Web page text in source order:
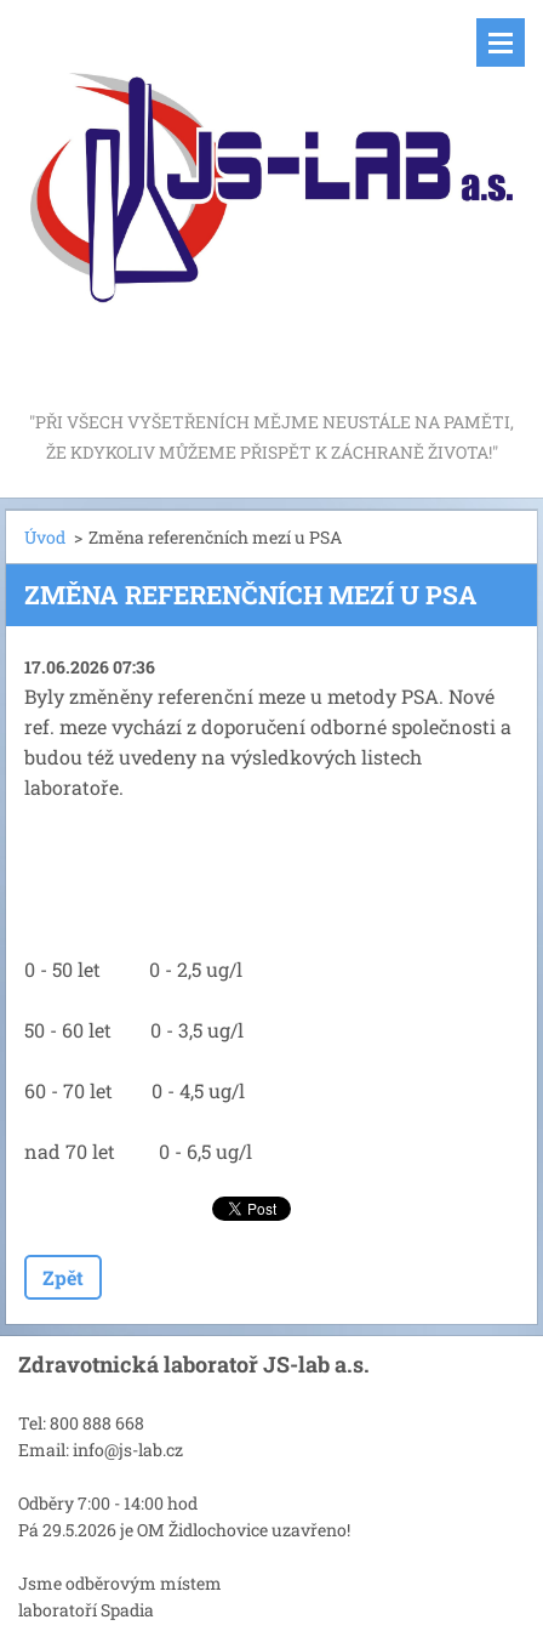
"PŘI VŠECH VYŠETŘENÍCH MĚJME NEUSTÁLE NA PAMĚTI,
ŽE KDYKOLIV MŮŽEME PŘISPĚT K ZÁCHRANĚ ŽIVOTA!"
Úvod > Změna referenčních mezí u PSA
ZMĚNA REFERENČNÍCH MEZÍ U PSA
17.06.2026 07:36
Byly změněny referenční meze u metody PSA. Nové
ref. meze vychází z doporučení odborné společnosti a
budou též uvedeny na výsledkových listech
laboratoře.
0 - 50 let 0 - 2,5 ug/l
50 - 60 let 0 - 3,5 ug/l
60 - 70 let 0 - 4,5 ug/l
nad 70 let 0 - 6,5 ug/l
Zpět
Zdravotnická laboratoř JS-lab a.s.
Tel: 800 888 668
Email: info@js-lab.cz
Odběry 7:00 - 14:00 hod
Pá 29.5.2026 je OM Židlochovice uzavřeno!
Jsme odběrovým místem
laboratoří Spadia